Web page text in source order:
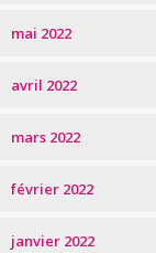
mai 2022
avril 2022
mars 2022
février 2022
janvier 2022